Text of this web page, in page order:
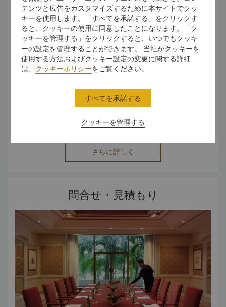
市内でのキャンプ
活気ある都市の中心部でキャンプの体験を楽しみます。テン
トの張り方やコンパスを使ったナビゲーションの仕方、竹を
使った料理の作り方を学びながら、お互いに対する感謝の気
持ちを深めます。
オリンピック
す。独自のミニオリンピック試合で競い合います。楽しく意
欲をそそる挑戦に溢れた環境の中でスキルを試すために考案
されたアクティビティで、金、銀、銅メダルを集めます。
料理
合います。シェフがご参加者のキッチンスキルに挑戦しま
す。味、盛り付け、創造力に基づいて、料理スキルが判断さ
エコワーク
保護は持続可能性とともに重要です。グループや個人で、現
代の世界におけるエコロジカル・フットプリントに関する理
解を深めます。エコをテーマにしたゲームとともに、リーダ
ーシップやコミュニケーション、信頼を育成します。各仕事
において、その他のチームより成果が優れていたら、ポイン
トを獲得することができます。資源を最大限に利用する方法
に関する理解を深めます。
リフレッシュ＆発見
休憩が必要です。エドサ シャングリ・ラで、Chi スパのウェ
ルネスパッケージとともにトータルウェルネスを体験いただ
さらに詳しく
問合せ・見積もり
テンツと広告をカスタマイズするために本サイトでクッ
キーを使用します。「すべてを承諾する」をクリックす
ると、クッキーの使用に同意したことになります。「ク
ッキーを管理する」をクリックすると、いつでもクッキ
ーの設定を管理することができます。 当社がクッキーを
使用する方法およびクッキー設定の変更に関する詳細
は、 クッキーポリシーをご覧ください。
クッキーを管理する
すべてを承諾する